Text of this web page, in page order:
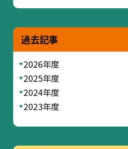
過去記事
2026年度
2025年度
2024年度
2023年度